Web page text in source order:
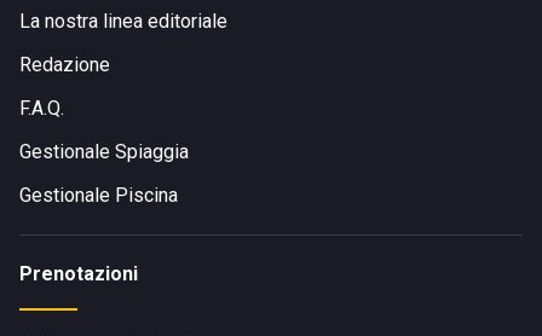
La nostra linea editoriale
Redazione
F.A.Q.
Gestionale Spiaggia
Gestionale Piscina
Prenotazioni